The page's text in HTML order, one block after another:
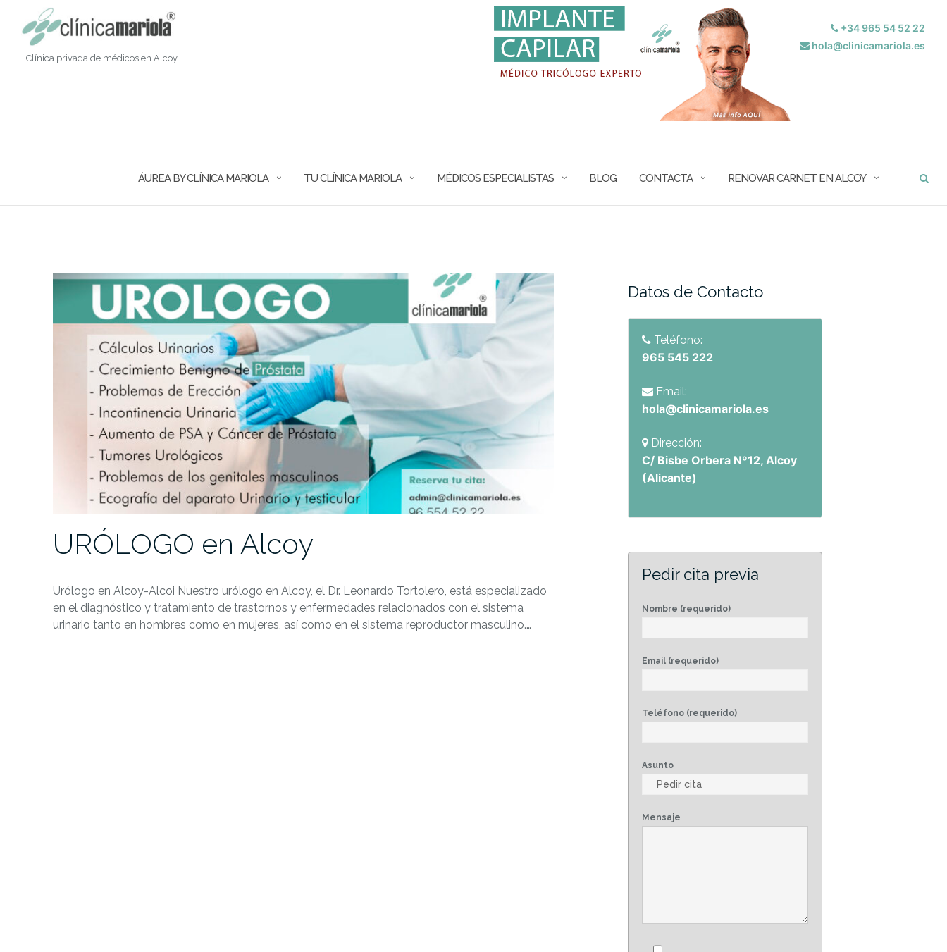
contenido
Clínica privada de médicos en Alcoy
+34 965 54 52 22
hola@clinicamariola.es
ÁUREA BY CLÍNICA MARIOLA TU CLÍNICA MARIOLA MÉDICOS ESPECIALISTAS BLOG CONTACTA RENOVAR CARNET EN ALCOY
URÓLOGO en Alcoy
Urólogo en Alcoy-Alcoi Nuestro urólogo en Alcoy, el Dr. Leonardo Tortolero, está especializado
en el diagnóstico y tratamiento de trastornos y enfermedades relacionados con el sistema
urinario tanto en hombres como en mujeres, así como en el sistema reproductor masculino.…
Datos de Contacto
Teléfono:
965 545 222
Email:
hola@clinicamariola.es
Dirección:
C/ Bisbe Orbera Nº12, Alcoy
(Alicante)
Pedir cita previa
Nombre (requerido)
Email (requerido)
Teléfono (requerido)
Asunto
Mensaje